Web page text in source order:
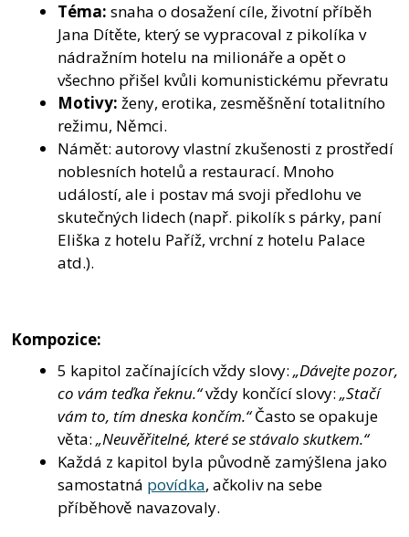
Téma: snaha o dosažení cíle, životní příběh
Jana Dítěte, který se vypracoval z pikolíka v
nádražním hotelu na milionáře a opět o
všechno přišel kvůli komunistickému převratu
Motivy: ženy, erotika, zesměšnění totalitního
režimu, Němci.
Námět: autorovy vlastní zkušenosti z prostředí
noblesních hotelů a restaurací. Mnoho
událostí, ale i postav má svoji předlohu ve
skutečných lidech (např. pikolík s párky, paní
Eliška z hotelu Paříž, vrchní z hotelu Palace
atd.).
Kompozice:
5 kapitol začínajících vždy slovy: „Dávejte pozor,
co vám teďka řeknu.“vždy končící slovy: „Stačí
vám to, tím dneska končím.“Často se opakuje
věta: „Neuvěřitelné, které se stávalo skutkem.“
Každá z kapitol byla původně zamýšlena jako
samostatná povídka, ačkoliv na sebe
příběhově navazovaly.